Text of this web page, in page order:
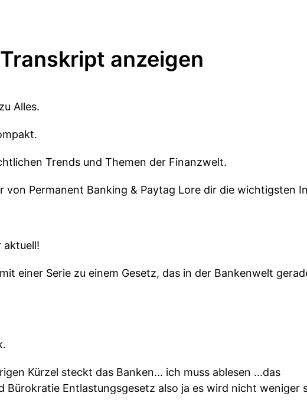
Transkript anzeigen
Alles.
Trends und Themen der Finanzwelt.
von Permanent Banking & Paytag Lore dir die wichtigsten
aktuell!
einer Serie zu einem Gesetz, das in der Bankenwelt
Kürzel steckt das Banken... ich muss ablesen ...das
Bürokratie Entlastungsgesetz also ja es wird nicht weniger